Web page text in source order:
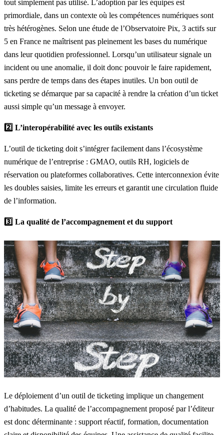
tout simplement pas utilisé. L’adoption par les équipes est
primordiale, dans un contexte où les compétences numériques sont
très hétérogènes. Selon une étude de l’Observatoire Pix, 3 actifs sur
5 en France ne maîtrisent pas pleinement les bases du numérique
dans leur quotidien professionnel. Lorsqu’un utilisateur signale un
incident ou une anomalie, il doit donc pouvoir le faire rapidement,
sans perdre de temps dans des étapes inutiles. Un bon outil de
ticketing se démarque par sa capacité à rendre la création d’un ticket
aussi simple qu’un message à envoyer.
2️⃣ L’interopérabilité avec les outils existants
L’outil de ticketing doit s’intégrer facilement dans l’écosystème
numérique de l’entreprise : GMAO, outils RH, logiciels de
réservation ou plateformes collaboratives. Cette interconnexion évite
les doubles saisies, limite les erreurs et garantit une circulation fluide
de l’information.
3️⃣ La qualité de l’accompagnement et du support
Le déploiement d’un outil de ticketing implique un changement
d’habitudes. La qualité de l’accompagnement proposé par l’éditeur
est donc déterminante : support réactif, formation, documentation